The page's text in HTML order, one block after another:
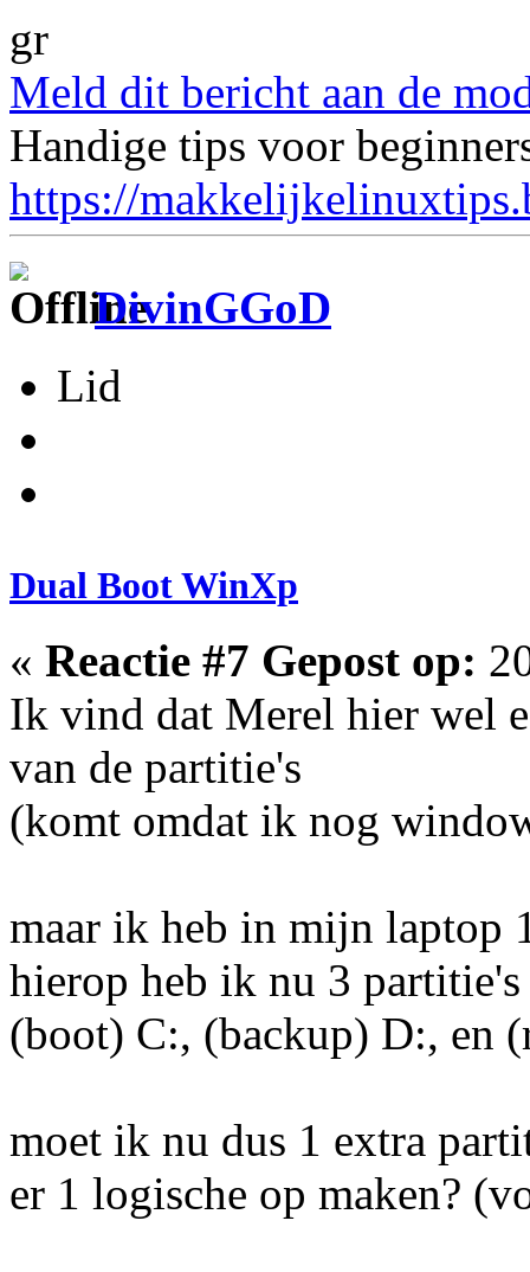
gr
Meld dit bericht aan de
Handige tips voor
https://
DivinGGoD
Lid
Dual Boot WinXp
« Reactie #7 Gepost op:
Ik vind dat Merel hier wel
van de partitie's
(komt omdat ik nog
maar ik heb in mijn laptop
hierop heb ik nu 3 partitie's
(boot) C:, (backup) D:, en
moet ik nu dus 1 extra
er 1 logische op maken?